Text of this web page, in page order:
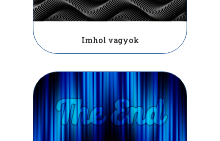
Imhol vagyok